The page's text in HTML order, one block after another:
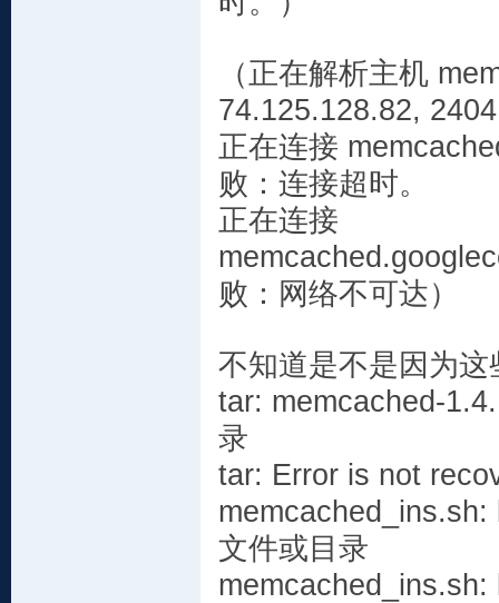
（正在解析主机
74.125.128.82,
正在连接
败：连接超时。
正在连接
败：网络不可达）
不知道是不是因为
tar: memcached-
录
tar: Error is not
文件或目录